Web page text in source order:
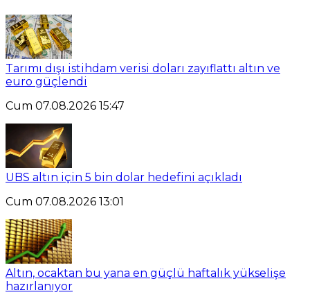
Tarımı dışı istihdam verisi doları zayıflattı altın ve
euro güçlendi
Cum 07.08.2026 15:47
UBS altın için 5 bin dolar hedefini açıkladı
Cum 07.08.2026 13:01
Altın, ocaktan bu yana en güçlü haftalık yükselişe
hazırlanıyor